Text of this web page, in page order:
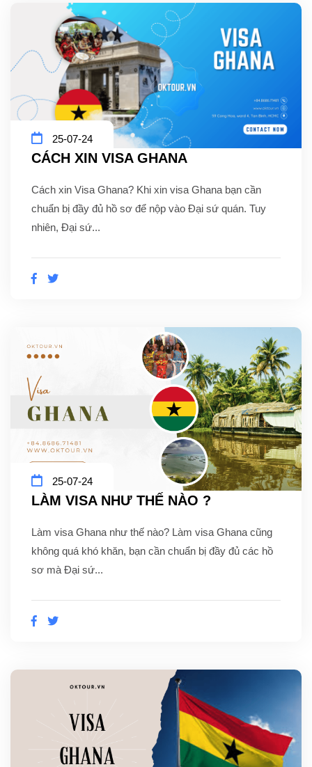
25-07-24
CÁCH XIN VISA GHANA
Cách xin Visa Ghana? Khi xin visa Ghana bạn cần
chuẩn bị đầy đủ hồ sơ để nộp vào Đại sứ quán. Tuy
nhiên, Đại sứ...
25-07-24
LÀM VISA NHƯ THẾ NÀO ?
Làm visa Ghana như thế nào? Làm visa Ghana cũng
không quá khó khăn, bạn cần chuẩn bị đầy đủ các hồ
sơ mà Đại sứ...